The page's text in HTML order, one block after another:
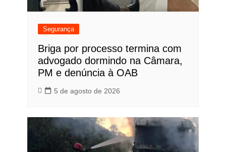
Segurança
Briga por processo termina com
advogado dormindo na Câmara,
PM e denúncia à OAB
5 de agosto de 2026